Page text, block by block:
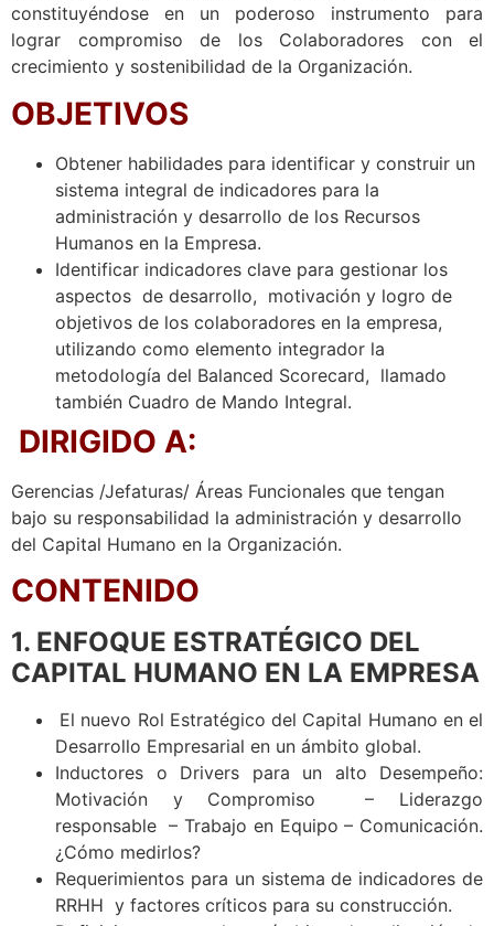
constituyéndose en un poderoso instrumento para
lograr compromiso de los Colaboradores con el
crecimiento y sostenibilidad de la Organización.
OBJETIVOS
Obtener habilidades para identificar y construir un
sistema integral de indicadores para la
administración y desarrollo de los Recursos
Humanos en la Empresa.
Identificar indicadores clave para gestionar los
aspectos de desarrollo, motivación y logro de
objetivos de los colaboradores en la empresa,
utilizando como elemento integrador la
metodología del Balanced Scorecard, llamado
también Cuadro de Mando Integral.
DIRIGIDO A:
Gerencias /Jefaturas/ Áreas Funcionales que tengan
bajo su responsabilidad la administración y desarrollo
del Capital Humano en la Organización.
CONTENIDO
1. ENFOQUE ESTRATÉGICO DEL
CAPITAL HUMANO EN LA EMPRESA
El nuevo Rol Estratégico del Capital Humano en el
Desarrollo Empresarial en un ámbito global.
Inductores o Drivers para un alto Desempeño:
Motivación y Compromiso – Liderazgo
responsable – Trabajo en Equipo – Comunicación.
¿Cómo medirlos?
Requerimientos para un sistema de indicadores de
RRHH y factores críticos para su construcción.